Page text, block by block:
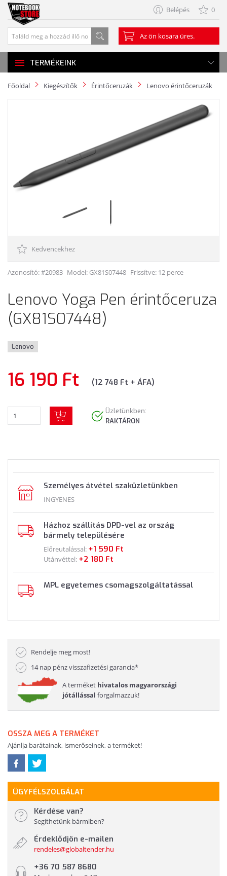
Belépés 0
Az ön kosara üres.
TERMÉKEINK
Főoldal Kiegészítők Érintőceruzák Lenovo érintőceruzák
Kedvencekhez
Azonosító: #20983 Model: GX81S07448 Frissítve: 12 perce
Lenovo Yoga Pen érintőceruza
(GX81S07448)
Lenovo
16 190 Ft (12 748 Ft + ÁFA)
Üzletünkben:
RAKTÁRON
Személyes átvétel szaküzletünkben
INGYENES
Házhoz szállítás DPD-vel az ország
bármely településére
Előreutalással: +1 590 Ft
Utánvéttel: +2 180 Ft
MPL egyetemes csomagszolgáltatással
Rendelje meg most!
14 nap pénz visszafizetési garancia*
A terméket hivatalos magyarországi
jótállással forgalmazzuk!
OSSZA MEG A TERMÉKET
Ajánlja barátainak, ismerőseinek, a terméket!
ÜGYFÉLSZOLGÁLAT
Kérdése van?
Segíthetünk bármiben?
Érdeklődjön e-mailen
rendeles@globaltender.hu
+36 70 587 8680